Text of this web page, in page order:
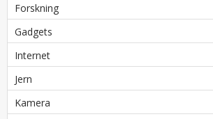
Forskning
Gadgets
Internet
Jern
Kamera